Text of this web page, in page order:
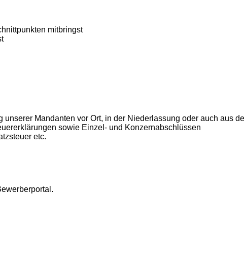
mitbringst
Mandanten vor Ort, in der Niederlassung oder auch aus
sowie Einzel- und Konzernabschlüssen
etc.